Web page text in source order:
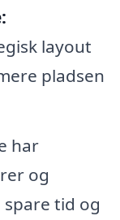
layout
pladsen
har
og
tid og